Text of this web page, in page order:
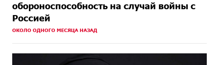
обороноспособность на случай войны с
Россией
ОКОЛО ОДНОГО МЕСЯЦА НАЗАД